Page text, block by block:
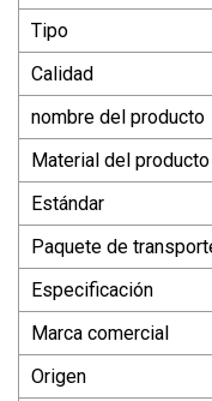
Tipo
Calidad
nombre del producto
Material del producto
Estándar
Paquete de
Especificación
Marca comercial
Origen